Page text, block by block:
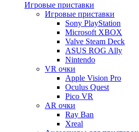
Игровые приставки
Игровые приставки
Sony PlayStation
Microsoft XBOX
Valve Steam Deck
ASUS ROG Ally
Nintendo
VR очки
Apple Vision Pro
Oculus Quest
Pico VR
AR очки
Ray Ban
Xreal